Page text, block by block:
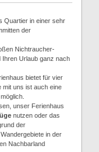
Quartier in einer sehr
der
Nichtraucher-
Ihren Urlaub ganz nach
bietet für vier
mit uns ist auch eine
unser Ferienhaus
nutzen oder das
der
in der
Nachbarland